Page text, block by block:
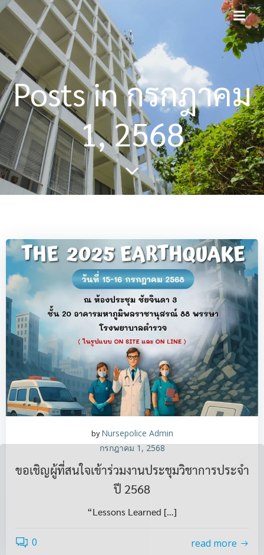
content
Posts in กรกฎาคม
1, 2568
byNursepolice Admin
กรกฎาคม 1, 2568
ขอเชิญผู้ที่สนใจเข้าร่วมงานประชุมวิชาการประจำ
ปี 2568
“Lessons Learned […]
0 read more